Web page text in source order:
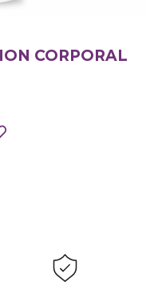
CORPORAL